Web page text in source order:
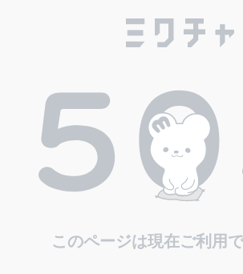
このページは現在ご利用